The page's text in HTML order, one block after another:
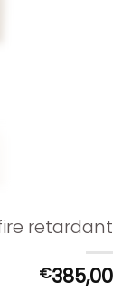
retardant
€385,00